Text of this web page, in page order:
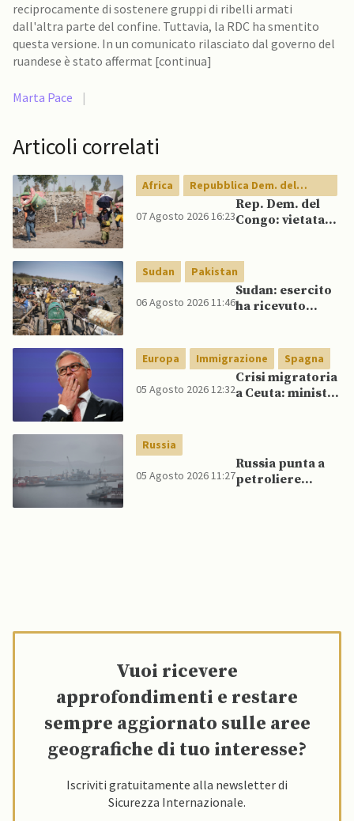
reciprocamente di sostenere gruppi di ribelli armati
dall'altra parte del confine. Tuttavia, la RDC ha smentito
questa versione. In un comunicato rilasciato dal governo del
ruandese è stato affermat [continua]
Marta Pace |
Articoli correlati
Africa
Repubblica Dem. del
Congo
07 Agosto 2026 16:23
Rep. Dem. del
Congo: vietata
rame e cobalto
Sudan Pakistan
06 Agosto 2026 11:46
Sudan: esercito
ha ricevuto
Pakistan
Europa Immigrazione Spagna
05 Agosto 2026 12:32
Crisi migratoria
a Ceuta: ministri
schierano a
sostegno della
Spagna
Russia
05 Agosto 2026 11:27
Russia punta a
petroliere
Vuoi ricevere
approfondimenti e restare
sempre aggiornato sulle aree
geografiche di tuo interesse?
Iscriviti gratuitamente alla newsletter di
Sicurezza Internazionale.